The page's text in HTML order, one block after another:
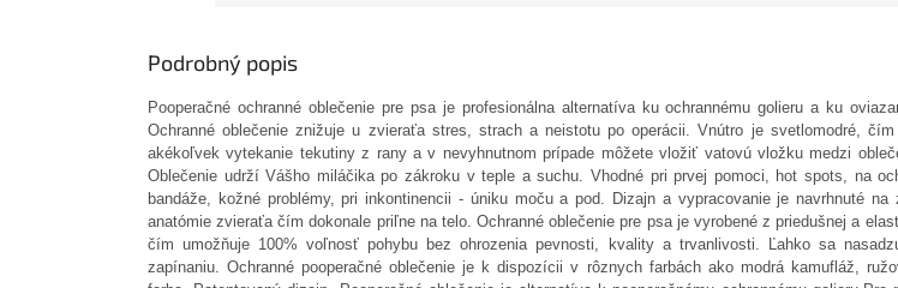
Podrobný popis
Pooperačné ochranné oblečenie pre psa je profesionálna alternatíva ku ochrannému golieru a ku
Ochranné oblečenie znižuje u zvieraťa stres, strach a neistotu po operácii. Vnútro je svetlomodré,
akékoľvek vytekanie tekutiny z rany a v nevyhnutnom prípade môžete vložiť vatovú vložku medzi
Oblečenie udrží Vášho miláčika po zákroku v teple a suchu.
Vhodné pri prvej pomoci, hot spots, na
bandáže, kožné problémy, pri inkontinencii - úniku močuapod. Dizajn a vypracovanie je navrhnuté na
anatómie zvieraťa čím dokonale priľne na telo. Ochranné oblečenie pre psa je vyrobené z priedušnej a
čím umožňuje 100% voľnosť pohybu bez ohrozenia pevnosti, kvality a trvanlivosti. Ľahko sa
zapínaniu. Ochranné pooperačné oblečenie je k dispozícii v rôznych farbách ako modrá kamufláž,